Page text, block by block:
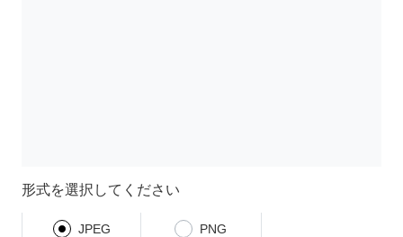
形式を選択してください
JPEG PNG